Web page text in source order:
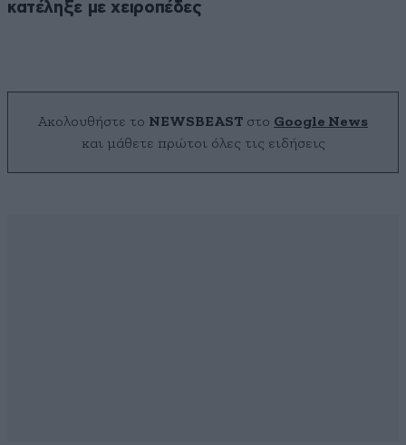
κατέληξε με χειροπέδες
Ακολουθήστε το NEWSBEAST στο Google News
και μάθετε πρώτοι όλες τις ειδήσεις